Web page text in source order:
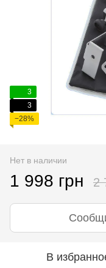
3
3
−28%
Нет в наличии
1 998 грн 2
В